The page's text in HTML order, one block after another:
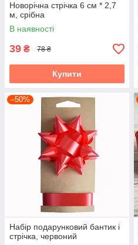
Новорічна стрiчка 6 см * 2,7
м, срібна
В наявності
39 ₴ 78 ₴
Купити
–50%
Набір подарунковий бантик і
стрічка, червоний